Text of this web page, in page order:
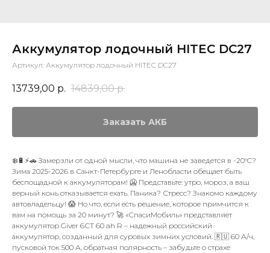
Аккумулятор лодочный HITEC DC27
Артикул: Аккумулятор лодочный HITEC DC27
13739,00 р. 14839,00 р.
Заказать АКБ
❄️🔋⚡🚗 Замерзли от одной мысли, что машина не заведется в -20°C?
Зима 2025-2026 в Санкт-Петербурге и Ленобласти обещает быть
беспощадной к аккумуляторам! 🥶 Представьте: утро, мороз, а ваш
верный конь отказывается ехать. Паника? Стресс? Знакомо каждому
автовладельцу! 😱 Но что, если есть решение, которое примчится к
вам на помощь за 20 минут? 🚀 «СпасиМобиль» представляет
аккумулятор Giver 6СТ 60 ah R – надежный российский
аккумулятор, созданный для суровых зимних условий. 🇷🇺 60 А/ч,
пусковой ток 500 А, обратная полярность – забудьте о страхе